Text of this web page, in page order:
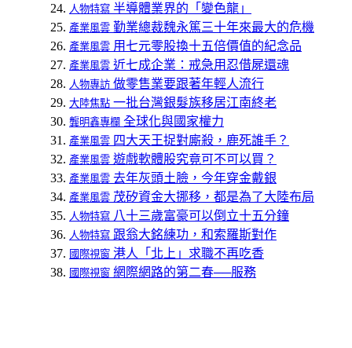
人物特寫 半導體業界的「變色龍」
產業風雲 勤業總裁魏永篤三十年來最大的危機
產業風雲 用七元零股換十五倍價值的紀念品
產業風雲 近七成企業：戒急用忍借屍還魂
人物專訪 做零售業要跟著年輕人流行
大陸焦點 一批台灣銀髮族移居江南終老
龔明鑫專欄 全球化與國家權力
產業風雲 四大天王捉對廝殺，鹿死誰手？
產業風雲 遊戲軟體股究竟可不可以買？
產業風雲 去年灰頭土臉，今年穿金戴銀
產業風雲 茂矽資金大挪移，都是為了大陸布局
人物特寫 八十三歲富豪可以倒立十五分鐘
人物特寫 跟翁大銘練功，和索羅斯對作
國際視窗 港人「北上」求職不再吃香
國際視窗 網際網路的第二春──服務